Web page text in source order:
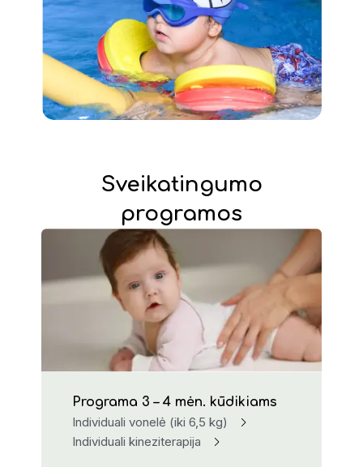
Sveikatingumo
programos
Programa 3 – 4 mėn. kūdikiams
Individuali vonelė (iki 6,5 kg)
Individuali kineziterapija